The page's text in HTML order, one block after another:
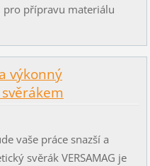
pro přípravu materiálu
výkonný
vaše práce snazší a
svěrák VERSAMAG je